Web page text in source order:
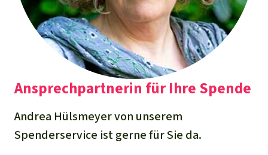
Ansprechpartnerin für Ihre Spende
Andrea Hülsmeyer von unserem
Spenderservice ist gerne für Sie da.